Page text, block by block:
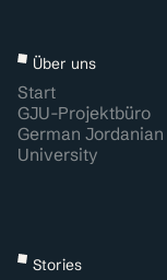
Über uns
Start
GJU-Projektbüro
German Jordanian
University
Stories